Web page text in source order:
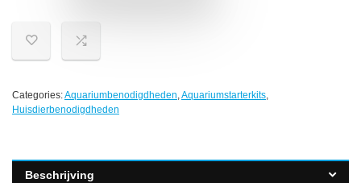
Categories:Aquariumbenodigdheden,Aquariumstarterkits,
Huisdierbenodigdheden
Beschrijving